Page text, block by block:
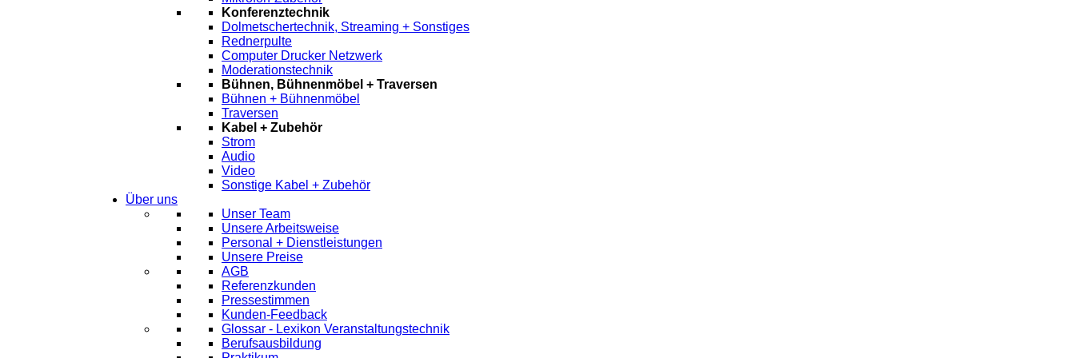
Konferenztechnik
Dolmetschertechnik, Streaming + Sonstiges
Rednerpulte
Computer Drucker Netzwerk
Moderationstechnik
Bühnen, Bühnenmöbel + Traversen
Bühnen + Bühnenmöbel
Traversen
Kabel + Zubehör
Strom
Audio
Video
Sonstige Kabel + Zubehör
Über uns
Unser Team
Unsere Arbeitsweise
Personal + Dienstleistungen
Unsere Preise
AGB
Referenzkunden
Pressestimmen
Kunden-Feedback
Glossar - Lexikon Veranstaltungstechnik
Berufsausbildung